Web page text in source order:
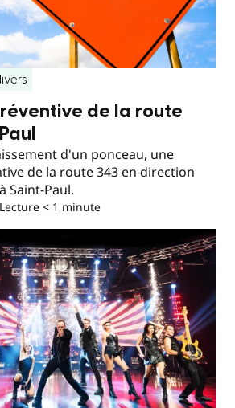
de la route
d'un ponceau, une
de la route 343 en direction
Saint-Paul.
Lecture < 1 minute